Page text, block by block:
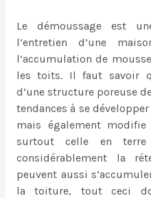
Le démoussage est
l’entretien d’une
l’accumulation de
les toits. Il faut savoir
d’une structure poreuse
tendances à se
mais également
surtout celle en
considérablement la
peuvent aussi
la toiture, tout ceci